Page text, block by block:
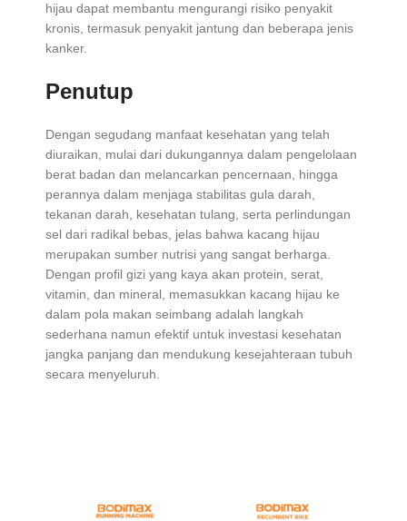
hijau dapat membantu mengurangi risiko penyakit
kronis, termasuk penyakit jantung dan beberapa jenis
kanker.
Penutup
Dengan segudang manfaat kesehatan yang telah
diuraikan, mulai dari dukungannya dalam pengelolaan
berat badan dan melancarkan pencernaan, hingga
perannya dalam menjaga stabilitas gula darah,
tekanan darah, kesehatan tulang, serta perlindungan
sel dari radikal bebas, jelas bahwa kacang hijau
merupakan sumber nutrisi yang sangat berharga.
Dengan profil gizi yang kaya akan protein, serat,
vitamin, dan mineral, memasukkan kacang hijau ke
dalam pola makan seimbang adalah langkah
sederhana namun efektif untuk investasi kesehatan
jangka panjang dan mendukung kesejahteraan tubuh
secara menyeluruh.